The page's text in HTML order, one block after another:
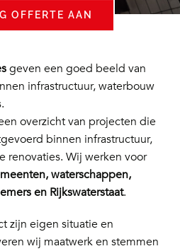
OFFERTE AAN
geven een goed beeld van
infrastructuur, waterbouw
overzicht van projecten die
binnen infrastructuur,
renovaties. Wij werken voor
waterschappen,
en Rijkswaterstaat.
zijn eigen situatie en
wij maatwerk en stemmen